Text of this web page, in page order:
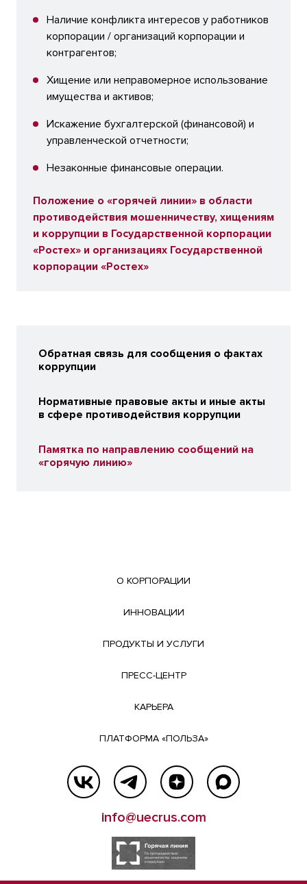
Наличие конфликта интересов у работников
корпорации / организаций корпорации и
контрагентов;
Хищение или неправомерное использование
имущества и активов;
Искажение бухгалтерской (финансовой) и
управленческой отчетности;
Незаконные финансовые операции.
Положение о «горячей линии» в области
противодействия мошенничеству, хищениям
и коррупции в Государственной корпорации
«Ростех» и организациях Государственной
корпорации «Ростех»
Обратная связь для сообщения о фактах
коррупции
Нормативные правовые акты и иные акты
в сфере противодействия коррупции
Памятка по направлению сообщений на
«горячую линию»
О КОРПОРАЦИИ
ИННОВАЦИИ
ПРОДУКТЫ И УСЛУГИ
ПРЕСС-ЦЕНТР
КАРЬЕРА
ПЛАТФОРМА «ПОЛЬЗА»
info@uecrus.com